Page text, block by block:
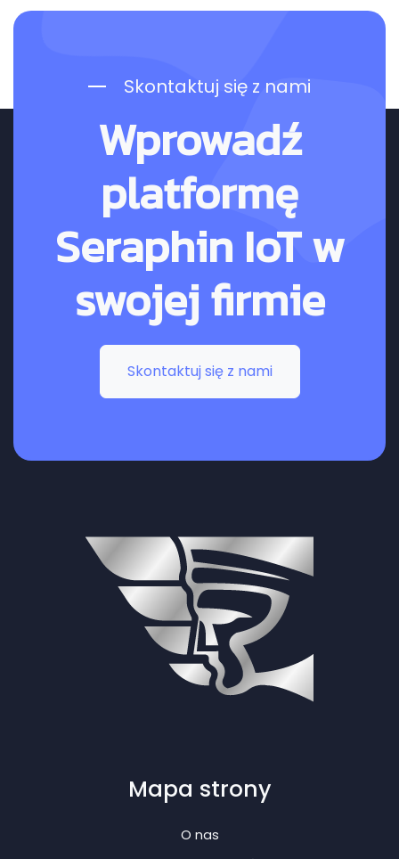
Skontaktuj się z nami
Wprowadź
platformę
Seraphin IoT w
swojej firmie
Skontaktuj się z nami
Mapa strony
O nas